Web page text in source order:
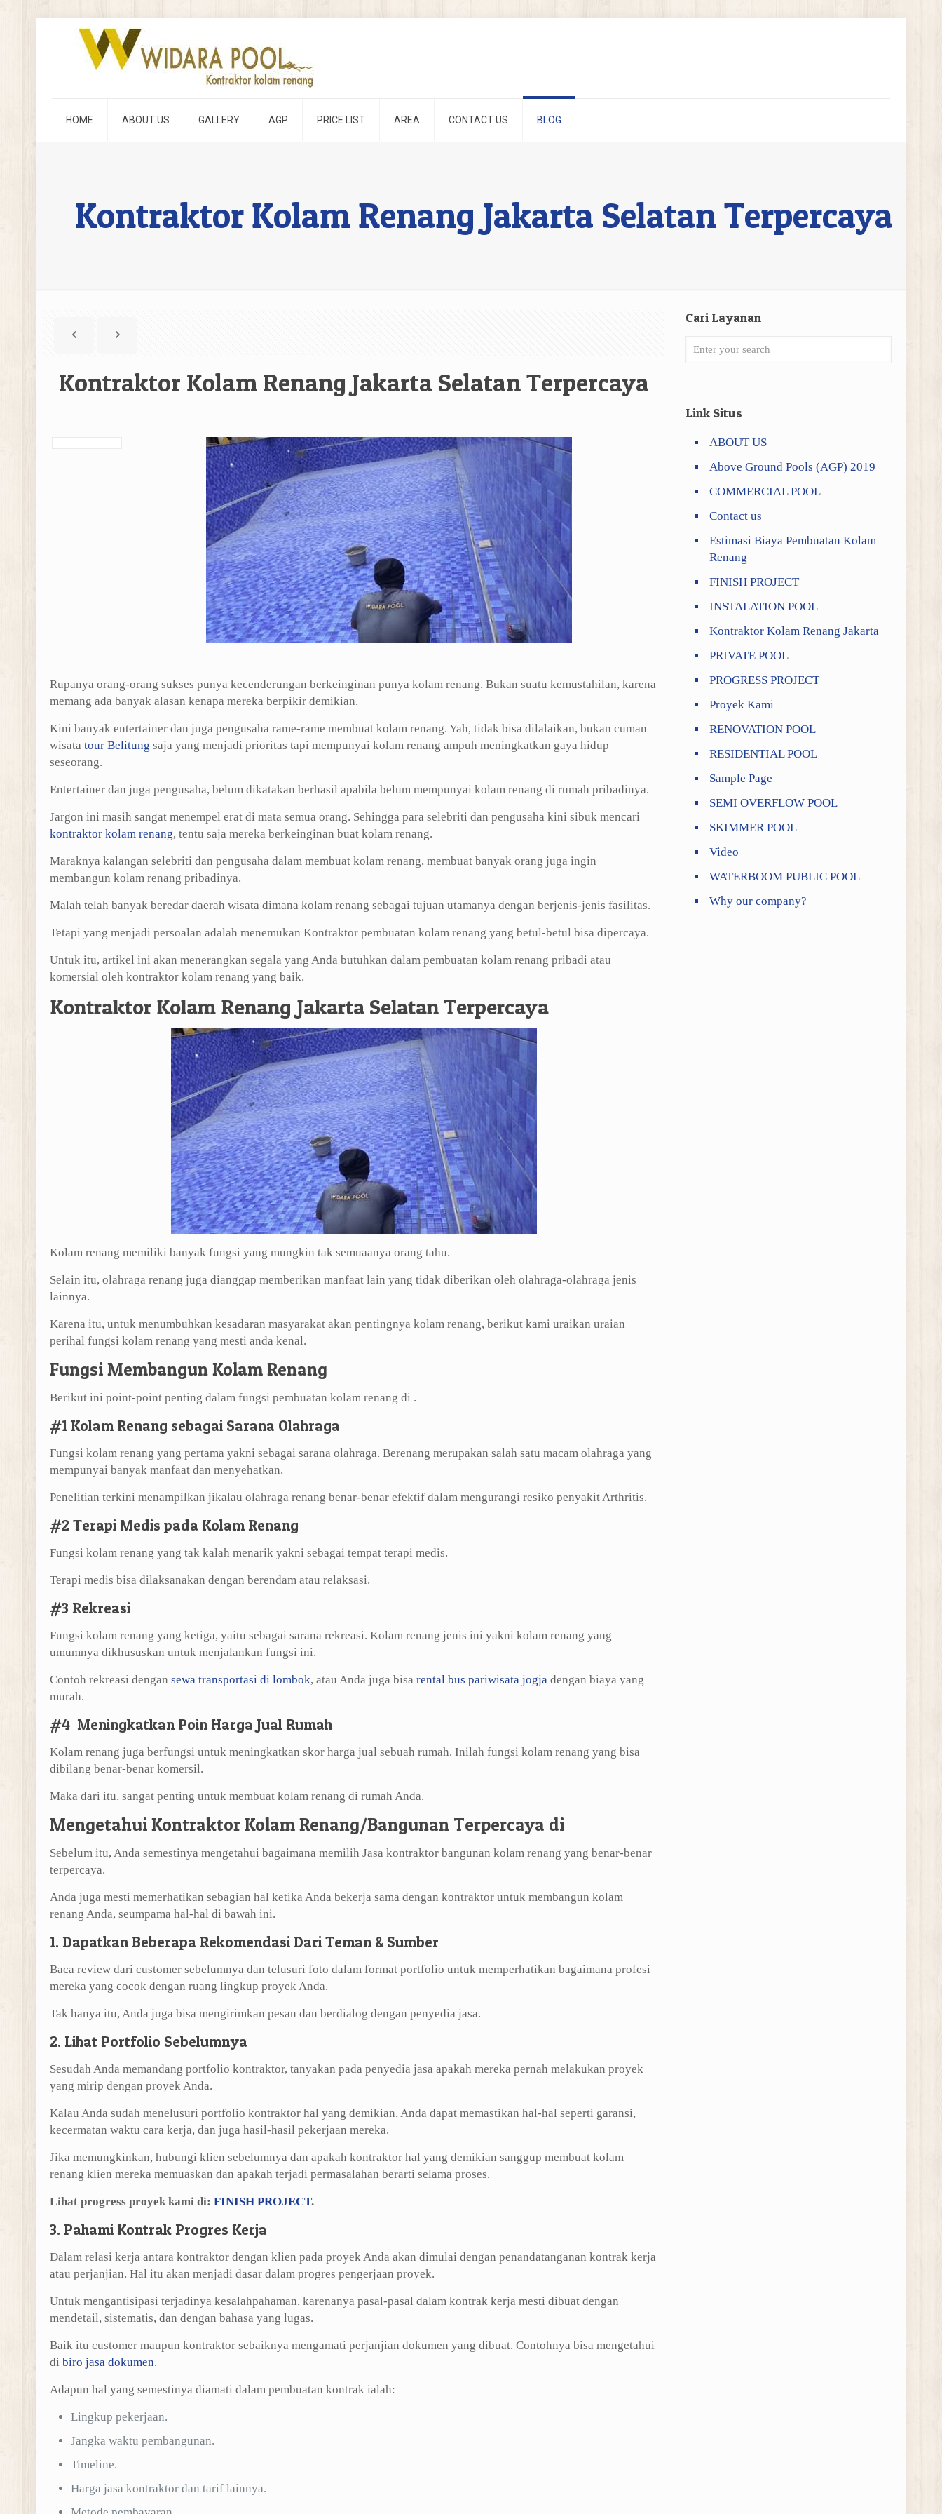
HOME ABOUT US GALLERY AGP PRICE LIST AREA CONTACT US BLOG
Kontraktor Kolam Renang Jakarta Selatan Terpercaya
Kontraktor Kolam Renang Jakarta Selatan Terpercaya
Rupanya orang-orang sukses punya kecenderungan berkeinginan punya kolam renang. Bukan suatu kemustahilan, karena
memang ada banyak alasan kenapa mereka berpikir demikian.
Kini banyak entertainer dan juga pengusaha rame-rame membuat kolam renang. Yah, tidak bisa dilalaikan, bukan cuman
wisata tour Belitung saja yang menjadi prioritas tapi mempunyai kolam renang ampuh meningkatkan gaya hidup
seseorang.
Entertainer dan juga pengusaha, belum dikatakan berhasil apabila belum mempunyai kolam renang di rumah pribadinya.
Jargon ini masih sangat menempel erat di mata semua orang. Sehingga para selebriti dan pengusaha kini sibuk mencari
kontraktor kolam renang, tentu saja mereka berkeinginan buat kolam renang.
Maraknya kalangan selebriti dan pengusaha dalam membuat kolam renang, membuat banyak orang juga ingin
membangun kolam renang pribadinya.
Malah telah banyak beredar daerah wisata dimana kolam renang sebagai tujuan utamanya dengan berjenis-jenis fasilitas.
Tetapi yang menjadi persoalan adalah menemukan Kontraktor pembuatan kolam renang yang betul-betul bisa dipercaya.
Untuk itu, artikel ini akan menerangkan segala yang Anda butuhkan dalam pembuatan kolam renang pribadi atau
komersial oleh kontraktor kolam renang yang baik.
Kontraktor Kolam Renang Jakarta Selatan Terpercaya
Kolam renang memiliki banyak fungsi yang mungkin tak semuaanya orang tahu.
Selain itu, olahraga renang juga dianggap memberikan manfaat lain yang tidak diberikan oleh olahraga-olahraga jenis
lainnya.
Karena itu, untuk menumbuhkan kesadaran masyarakat akan pentingnya kolam renang, berikut kami uraikan uraian
perihal fungsi kolam renang yang mesti anda kenal.
Fungsi Membangun Kolam Renang
Berikut ini point-point penting dalam fungsi pembuatan kolam renang di .
#1 Kolam Renang sebagai Sarana Olahraga
Fungsi kolam renang yang pertama yakni sebagai sarana olahraga. Berenang merupakan salah satu macam olahraga yang
mempunyai banyak manfaat dan menyehatkan.
Penelitian terkini menampilkan jikalau olahraga renang benar-benar efektif dalam mengurangi resiko penyakit Arthritis.
#2 Terapi Medis pada Kolam Renang
Fungsi kolam renang yang tak kalah menarik yakni sebagai tempat terapi medis.
Terapi medis bisa dilaksanakan dengan berendam atau relaksasi.
#3 Rekreasi
Fungsi kolam renang yang ketiga, yaitu sebagai sarana rekreasi. Kolam renang jenis ini yakni kolam renang yang
umumnya dikhususkan untuk menjalankan fungsi ini.
Contoh rekreasi dengan sewa transportasi di lombok, atau Anda juga bisa rental bus pariwisata jogjadengan biaya yang
murah.
#4 Meningkatkan Poin Harga Jual Rumah
Kolam renang juga berfungsi untuk meningkatkan skor harga jual sebuah rumah. Inilah fungsi kolam renang yang bisa
dibilang benar-benar komersil.
Maka dari itu, sangat penting untuk membuat kolam renang di rumah Anda.
Mengetahui Kontraktor Kolam Renang/Bangunan Terpercaya di
Sebelum itu, Anda semestinya mengetahui bagaimana memilih Jasa kontraktor bangunan kolam renang yang benar-benar
terpercaya.
Anda juga mesti memerhatikan sebagian hal ketika Anda bekerja sama dengan kontraktor untuk membangun kolam
renang Anda, seumpama hal-hal di bawah ini.
1. Dapatkan Beberapa Rekomendasi Dari Teman & Sumber
Baca review dari customer sebelumnya dan telusuri foto dalam format portfolio untuk memperhatikan bagaimana profesi
mereka yang cocok dengan ruang lingkup proyek Anda.
Tak hanya itu, Anda juga bisa mengirimkan pesan dan berdialog dengan penyedia jasa.
2. Lihat Portfolio Sebelumnya
Sesudah Anda memandang portfolio kontraktor, tanyakan pada penyedia jasa apakah mereka pernah melakukan proyek
yang mirip dengan proyek Anda.
Kalau Anda sudah menelusuri portfolio kontraktor hal yang demikian, Anda dapat memastikan hal-hal seperti garansi,
kecermatan waktu cara kerja, dan juga hasil-hasil pekerjaan mereka.
Jika memungkinkan, hubungi klien sebelumnya dan apakah kontraktor hal yang demikian sanggup membuat kolam
renang klien mereka memuaskan dan apakah terjadi permasalahan berarti selama proses.
Lihat progress proyek kami di: FINISH PROJECT.
3. Pahami Kontrak Progres Kerja
Dalam relasi kerja antara kontraktor dengan klien pada proyek Anda akan dimulai dengan penandatanganan kontrak kerja
atau perjanjian. Hal itu akan menjadi dasar dalam progres pengerjaan proyek.
Untuk mengantisipasi terjadinya kesalahpahaman, karenanya pasal-pasal dalam kontrak kerja mesti dibuat dengan
mendetail, sistematis, dan dengan bahasa yang lugas.
Baik itu customer maupun kontraktor sebaiknya mengamati perjanjian dokumen yang dibuat. Contohnya bisa mengetahui
di biro jasa dokumen.
Adapun hal yang semestinya diamati dalam pembuatan kontrak ialah:
Lingkup pekerjaan.
Jangka waktu pembangunan.
Timeline.
Harga jasa kontraktor dan tarif lainnya.
Cari Layanan
Link Situs
ABOUT US
Above Ground Pools (AGP) 2019
COMMERCIAL POOL
Contact us
Estimasi Biaya Pembuatan Kolam
Renang
FINISH PROJECT
INSTALATION POOL
Kontraktor Kolam Renang Jakarta
PRIVATE POOL
PROGRESS PROJECT
Proyek Kami
RENOVATION POOL
RESIDENTIAL POOL
Sample Page
SEMI OVERFLOW POOL
SKIMMER POOL
Video
WATERBOOM PUBLIC POOL
Why our company?